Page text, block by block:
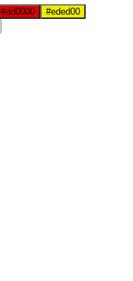
#dd0000
#eded00